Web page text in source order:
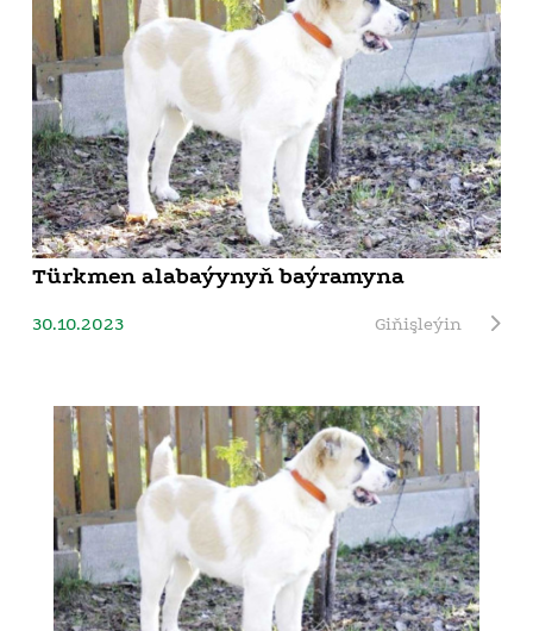
Türkmen alabaýynyň baýramyna
30.10.2023 Giňişleýin